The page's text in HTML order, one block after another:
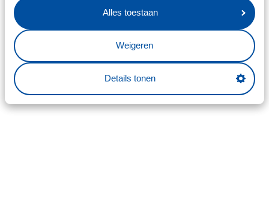
Alles toestaan
Weigeren
Details tonen